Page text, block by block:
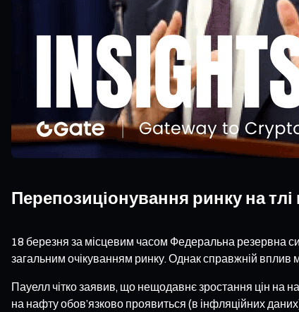
Перепозиціонування ринку на
18 березня за місцевим часом Федеральна резервна
загальним очікуванням ринку. Однак справжній вплив
Пауелл чітко заявив, що нещодавнє зростання цін на
на нафту обов’язково проявиться (в інфляційних